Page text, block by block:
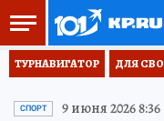
ТУРНАВИГАТОР ДЛЯ
СПОРТ 9 июня 2026 8:36